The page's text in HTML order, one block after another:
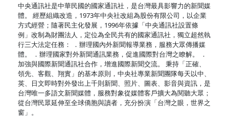
中央通訊社是中華民國的國家通訊社，是台灣最具影響力的新聞媒
體。 經歷組織改造，1973年中央社改組為股份有限公司，以企業
方式經營；隨著民主化發展，1996年依據「中央通訊社設置條
例」改制為財團法人，定位為全民共有的國家通訊社，獨立超然執
行三大法定任務： ．辦理國內外新聞報導業務，服務大眾傳播媒
體。 ．辦理國家對外新聞通訊業務，促進國際對台灣之瞭解。 ．
加強與國際新聞通訊社合作，增進國際新聞交流。 秉持「正確、
領先、客觀、翔實」的基本原則，中央社專業新聞團隊每天以中、
英、日文即時對外發出上千則新聞、照片、圖表、影音與資訊，是
台灣唯一多語文新聞媒體，服務對象從媒體客戶擴大為閱聽大眾；
從台灣民眾延伸至全球僑胞與讀者，充分扮演「台灣之眼，世界之
窗」。